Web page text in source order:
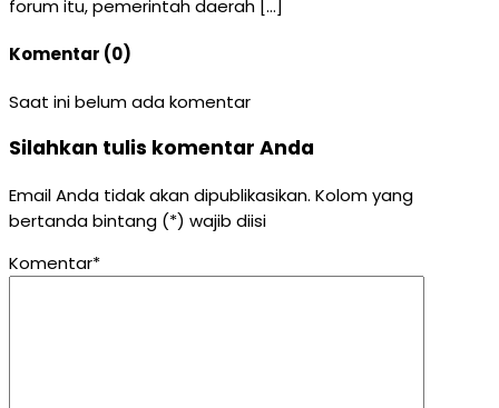
forum itu, pemerintah daerah […]
Komentar (0)
Saat ini belum ada komentar
Silahkan tulis komentar Anda
Email Anda tidak akan dipublikasikan. Kolom yang
bertanda bintang (*) wajib diisi
Komentar*